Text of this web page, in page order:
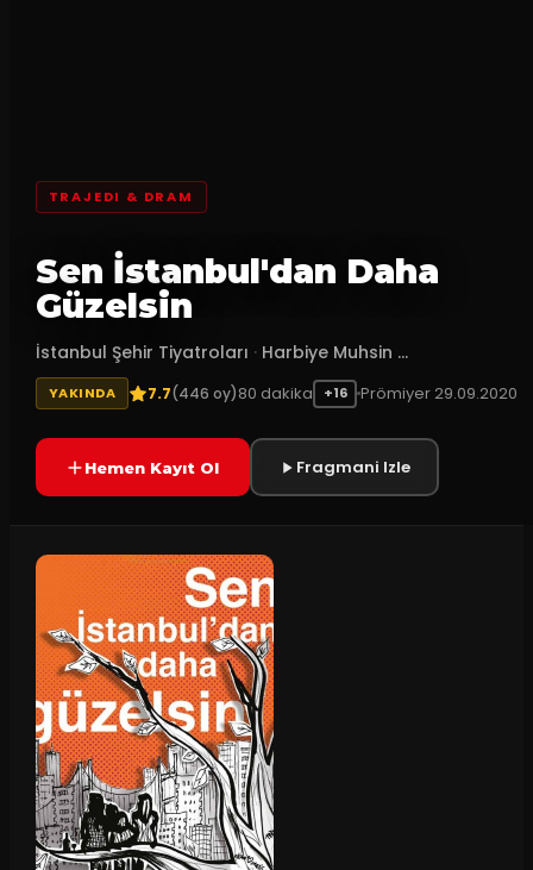
TRAJEDI & DRAM
Sen İstanbul'dan Daha
Güzelsin
İstanbul Şehir Tiyatroları · Harbiye Muhsin ...
YAKINDA 7.7(446 oy)80 dakika +16 Prömiyer 29.09.2020
Hemen Kayıt Ol Fragmani Izle